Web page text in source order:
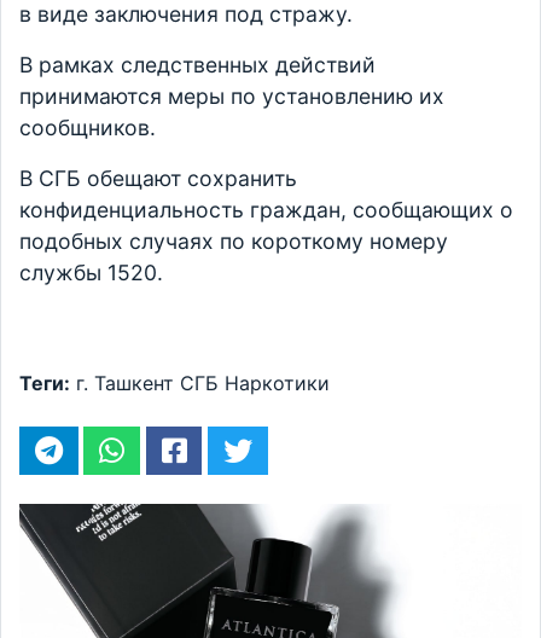
в виде заключения под стражу.
В рамках следственных действий
принимаются меры по установлению их
сообщников.
В СГБ обещают сохранить
конфиденциальность граждан, сообщающих о
подобных случаях по короткому номеру
службы 1520.
Теги: г. Ташкент СГБ Наркотики